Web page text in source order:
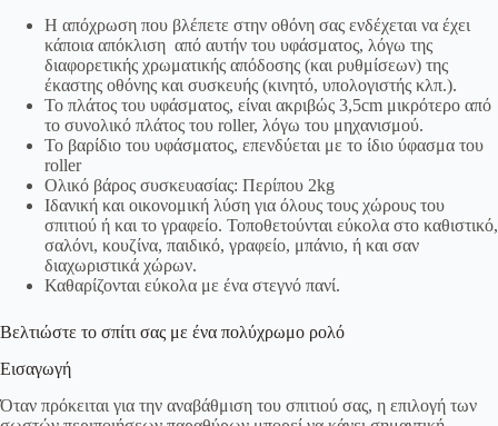
Η απόχρωση που βλέπετε στην οθόνη σας ενδέχεται να έχει
κάποια απόκλιση από αυτήν του υφάσματος, λόγω της
διαφορετικής χρωματικής απόδοσης (και ρυθμίσεων) της
έκαστης οθόνης και συσκευής (κινητό, υπολογιστής κλπ.).
Το πλάτος του υφάσματος, είναι ακριβώς 3,5cm μικρότερο από
το συνολικό πλάτος του roller, λόγω του μηχανισμού.
Το βαρίδιο του υφάσματος, επενδύεται με το ίδιο ύφασμα του
roller
Ολικό βάρος συσκευασίας: Περίπου 2kg
Ιδανική και οικονομική λύση για όλους τους χώρους του
σπιτιού ή και το γραφείο. Τοποθετούνται εύκολα στο καθιστικό,
σαλόνι, κουζίνα, παιδικό, γραφείο, μπάνιο, ή και σαν
διαχωριστικά χώρων.
Καθαρίζονται εύκολα με ένα στεγνό πανί.
Βελτιώστε το σπίτι σας με ένα πολύχρωμο ρολό
Εισαγωγή
Όταν πρόκειται για την αναβάθμιση του σπιτιού σας, η επιλογή των